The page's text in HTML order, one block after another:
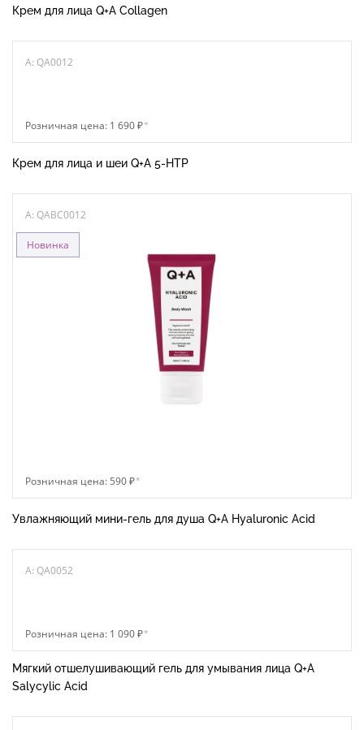
Крем для лица Q+A Collagen
A: QA0012
Розничная цена: 1 690 ₽*
Крем для лица и шеи Q+A 5-НТР
A: QABC0012
Новинка
Розничная цена: 590 ₽*
Увлажняющий мини-гель для душа Q+A Hyaluronic Acid
A: QA0052
Розничная цена: 1 090 ₽*
Мягкий отшелушивающий гель для умывания лица Q+A
Salycylic Acid